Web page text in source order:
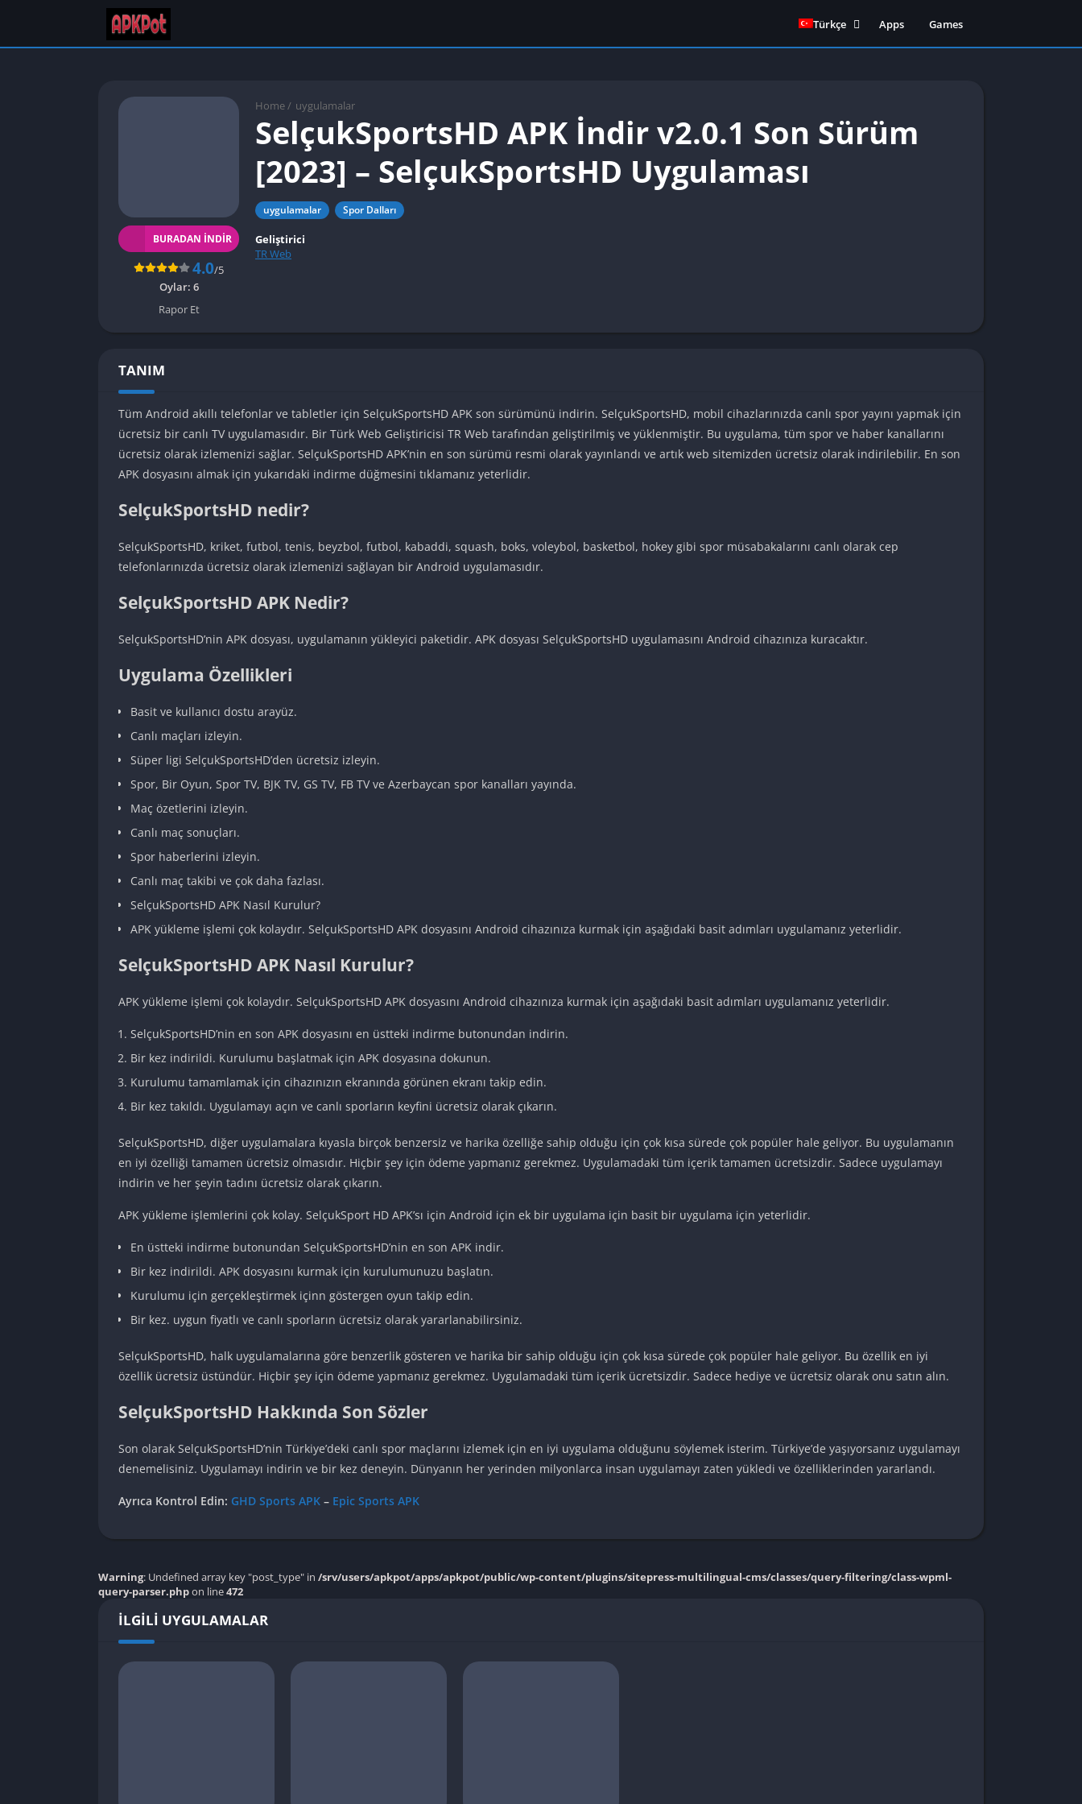
Türkçe
English(İngilizce)
Apps Games
Home / uygulamalar
SelçukSportsHD APK İndir v2.0.1 Son Sürüm
[2023] – SelçukSportsHD Uygulaması
uygulamalar Spor Dalları
BURADAN İNDIR
4.0/5
Oylar: 6
Rapor Et
Geliştirici
TR Web
TANIM
Tüm Android akıllı telefonlar ve tabletler için SelçukSportsHD APK son sürümünü indirin. SelçukSportsHD, mobil cihazlarınızda canlı spor yayını yapmak için
ücretsiz bir canlı TV uygulamasıdır. Bir Türk Web Geliştiricisi TR Web tarafından geliştirilmiş ve yüklenmiştir. Bu uygulama, tüm spor ve haber kanallarını
ücretsiz olarak izlemenizi sağlar. SelçukSportsHD APK’nin en son sürümü resmi olarak yayınlandı ve artık web sitemizden ücretsiz olarak indirilebilir. En son
APK dosyasını almak için yukarıdaki indirme düğmesini tıklamanız yeterlidir.
SelçukSportsHD nedir?
SelçukSportsHD, kriket, futbol, tenis, beyzbol, futbol, kabaddi, squash, boks, voleybol, basketbol, hokey gibi spor müsabakalarını canlı olarak cep
telefonlarınızda ücretsiz olarak izlemenizi sağlayan bir Android uygulamasıdır.
SelçukSportsHD APK Nedir?
SelçukSportsHD’nin APK dosyası, uygulamanın yükleyici paketidir. APK dosyası SelçukSportsHD uygulamasını Android cihazınıza kuracaktır.
Uygulama Özellikleri
Basit ve kullanıcı dostu arayüz.
Canlı maçları izleyin.
Süper ligi SelçukSportsHD’den ücretsiz izleyin.
Spor, Bir Oyun, Spor TV, BJK TV, GS TV, FB TV ve Azerbaycan spor kanalları yayında.
Maç özetlerini izleyin.
Canlı maç sonuçları.
Spor haberlerini izleyin.
Canlı maç takibi ve çok daha fazlası.
SelçukSportsHD APK Nasıl Kurulur?
APK yükleme işlemi çok kolaydır. SelçukSportsHD APK dosyasını Android cihazınıza kurmak için aşağıdaki basit adımları uygulamanız yeterlidir.
SelçukSportsHD APK Nasıl Kurulur?
APK yükleme işlemi çok kolaydır. SelçukSportsHD APK dosyasını Android cihazınıza kurmak için aşağıdaki basit adımları uygulamanız yeterlidir.
SelçukSportsHD’nin en son APK dosyasını en üstteki indirme butonundan indirin.
Bir kez indirildi. Kurulumu başlatmak için APK dosyasına dokunun.
Kurulumu tamamlamak için cihazınızın ekranında görünen ekranı takip edin.
Bir kez takıldı. Uygulamayı açın ve canlı sporların keyfini ücretsiz olarak çıkarın.
SelçukSportsHD, diğer uygulamalara kıyasla birçok benzersiz ve harika özelliğe sahip olduğu için çok kısa sürede çok popüler hale geliyor. Bu uygulamanın
en iyi özelliği tamamen ücretsiz olmasıdır. Hiçbir şey için ödeme yapmanız gerekmez. Uygulamadaki tüm içerik tamamen ücretsizdir. Sadece uygulamayı
indirin ve her şeyin tadını ücretsiz olarak çıkarın.
APK yükleme işlemlerini çok kolay. SelçukSport HD APK’sı için Android için ek bir uygulama için basit bir uygulama için yeterlidir.
En üstteki indirme butonundan SelçukSportsHD’nin en son APK indir.
Bir kez indirildi. APK dosyasını kurmak için kurulumunuzu başlatın.
Kurulumu için gerçekleştirmek içinn göstergen oyun takip edin.
Bir kez. uygun fiyatlı ve canlı sporların ücretsiz olarak yararlanabilirsiniz.
SelçukSportsHD, halk uygulamalarına göre benzerlik gösteren ve harika bir sahip olduğu için çok kısa sürede çok popüler hale geliyor. Bu özellik en iyi
özellik ücretsiz üstündür. Hiçbir şey için ödeme yapmanız gerekmez. Uygulamadaki tüm içerik ücretsizdir. Sadece hediye ve ücretsiz olarak onu satın alın.
SelçukSportsHD Hakkında Son Sözler
Son olarak SelçukSportsHD’nin Türkiye’deki canlı spor maçlarını izlemek için en iyi uygulama olduğunu söylemek isterim. Türkiye’de yaşıyorsanız uygulamayı
denemelisiniz. Uygulamayı indirin ve bir kez deneyin. Dünyanın her yerinden milyonlarca insan uygulamayı zaten yükledi ve özelliklerinden yararlandı.
Ayrıca Kontrol Edin: GHD Sports APK – Epic Sports APK
Warning: Undefined array key "post_type" in /srv/users/apkpot/apps/apkpot/public/wp-content/plugins/sitepress-multilingual-cms/classes/query-filtering/class-wpml-
query-parser.phpon line472
İLGILI UYGULAMALAR